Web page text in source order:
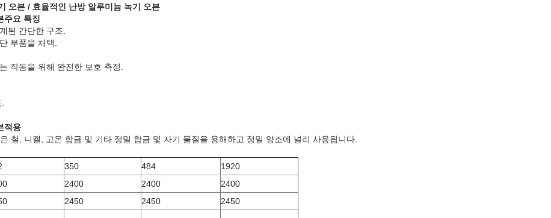
오븐 / 효율적인 난방 알루미늄 녹기 오븐
주요 특징
된 간단한 구조.
부품을 채택.
작동을 위해 완전한 보호 측정.
적용
철, 니켈, 고온 합금 및 기타 정밀 합금 및 자기 물질을 용해하고 정밀 양조에 널리 사용됩니다.
350 484
1920
2400 2400
2400
2450 2450
2450